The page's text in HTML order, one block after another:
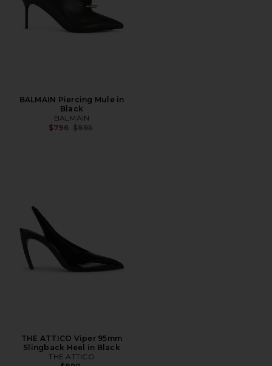
BALMAIN Piercing Mule in
Black
BALMAIN
$796 Precio anterior:
$995
THE ATTICO Viper 95mm
Slingback Heel in Black
THE ATTICO